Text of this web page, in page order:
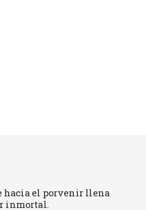
hacia el porvenir llena
inmortal.